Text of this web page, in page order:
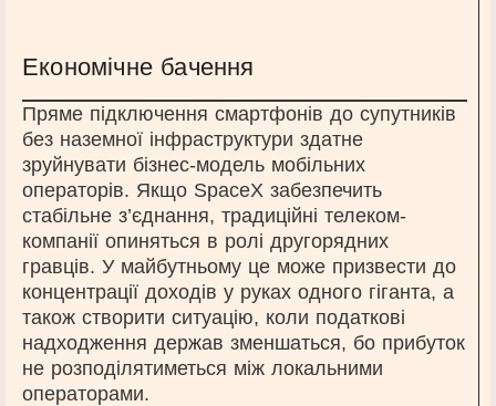
Економічне бачення
Пряме підключення смартфонів до супутників
без наземної інфраструктури здатне
зруйнувати бізнес-модель мобільних
операторів. Якщо SpaceX забезпечить
стабільне з’єднання, традиційні телеком-
компанії опиняться в ролі другорядних
гравців. У майбутньому це може призвести до
концентрації доходів у руках одного гіганта, а
також створити ситуацію, коли податкові
надходження держав зменшаться, бо прибуток
не розподілятиметься між локальними
операторами.